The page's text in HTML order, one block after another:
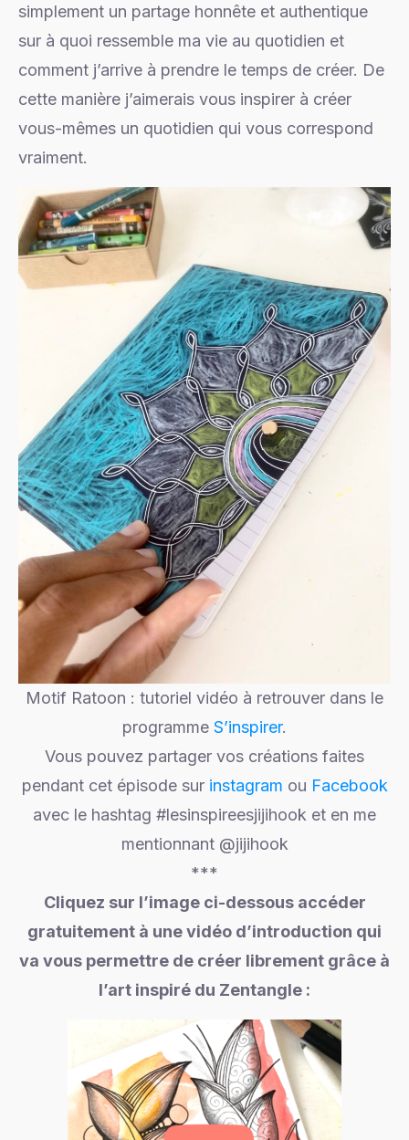
simplement un partage honnête et authentique
sur à quoi ressemble ma vie au quotidien et
comment j’arrive à prendre le temps de créer. De
cette manière j’aimerais vous inspirer à créer
vous-mêmes un quotidien qui vous correspond
vraiment.
Motif Ratoon : tutoriel vidéo à retrouver dans le
programme S’inspirer.
Vous pouvez partager vos créations faites
pendant cet épisode sur instagram ou Facebook
avec le hashtag #lesinspireesjijihook et en me
mentionnant @jijihook
***
Cliquez sur l’image ci-dessous accéder
gratuitement à une vidéo d’introduction qui
va vous permettre de créer librement grâce à
l’art inspiré du Zentangle :